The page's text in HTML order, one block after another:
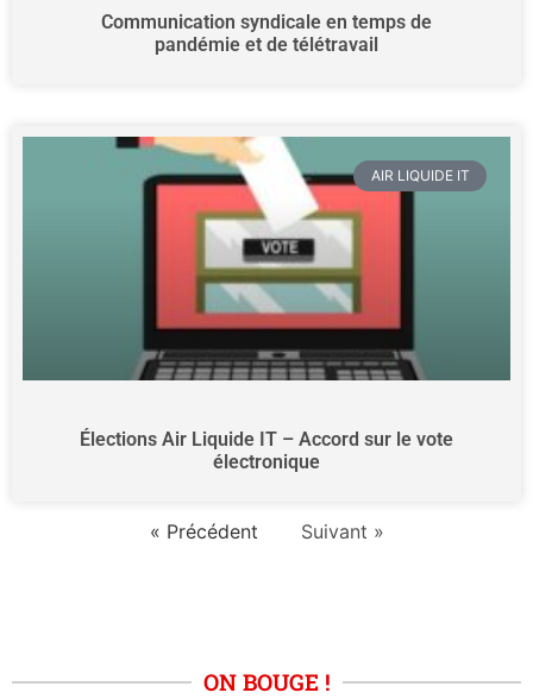
Communication syndicale en temps de
pandémie et de télétravail
AIR LIQUIDE IT
Élections Air Liquide IT – Accord sur le vote
électronique
« Précédent Suivant »
ON BOUGE !